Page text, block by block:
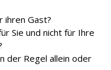
ihren Gast?
Sie und nicht für Ihre
der Regel allein oder